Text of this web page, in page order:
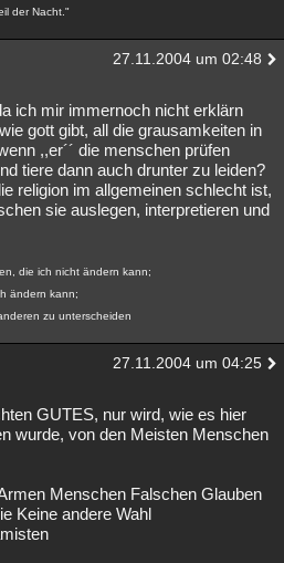
der Nacht."
27.11.2004 um 02:48
ich mir immernoch nicht erklärn
gott gibt, all die grausamkeiten in
,,er´´ die menschen prüfen
tiere dann auch drunter zu leiden?
religion im allgemeinen schlecht ist,
sie auslegen, interpretieren und
die ich nicht ändern kann;
ändern kann;
zu unterscheiden
27.11.2004 um 04:25
GUTES, nur wird, wie es hier
wurde, von den Meisten Menschen
Menschen Falschen Glauben
Keine andere Wahl